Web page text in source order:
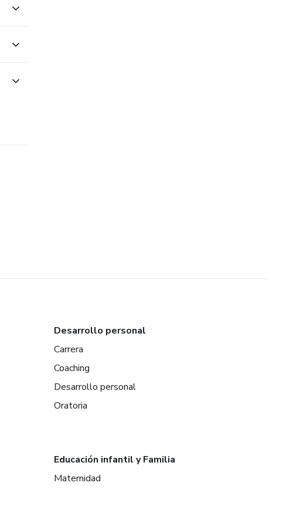
Desarrollo personal
Carrera
Coaching
Desarrollo personal
Oratoria
Educación infantil y Familia
Maternidad